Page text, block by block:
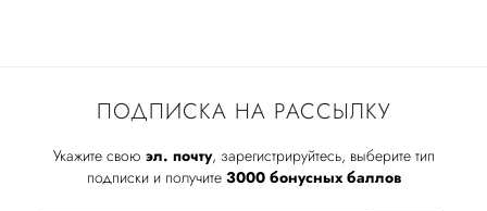
ПОДПИСКА НА РАССЫЛКУ
Укажите свою эл. почту, зарегистрируйтесь, выберите тип
подписки и получите 3000 бонусных баллов